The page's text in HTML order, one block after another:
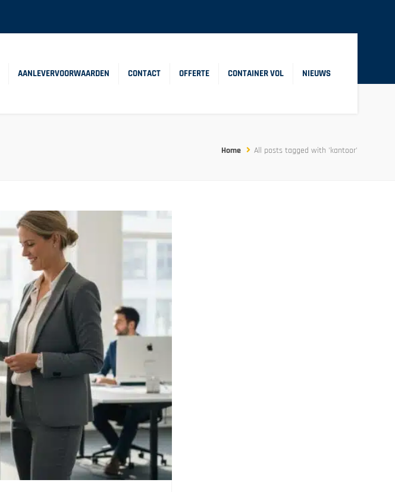
AANLEVERVOORWAARDEN CONTACT OFFERTE CONTAINER VOL NIEUWS
Home All posts tagged with 'kantoor'